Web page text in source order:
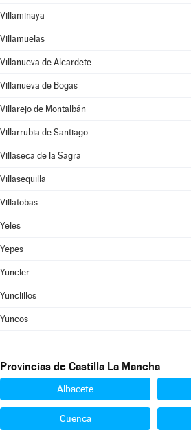
Villaminaya
Villamuelas
Villanueva de Alcardete
Villanueva de Bogas
Villarejo de Montalbán
Villarrubia de Santiago
Villaseca de la Sagra
Villasequilla
Villatobas
Yeles
Yepes
Yuncler
Yunclillos
Yuncos
Provincias de Castilla La Mancha
Albacete
Cuenca